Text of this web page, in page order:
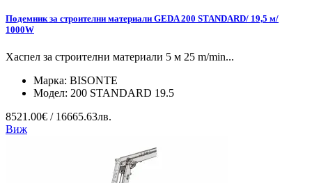
Подемник за строителни материали GEDA 200 STANDARD/ 19,5 м/
1000W
Хаспел за строителни материали 5 м 25 m/min...
Марка: BISONTE
Модел: 200 STANDARD 19.5
8521.00€ / 16665.63лв.
Виж